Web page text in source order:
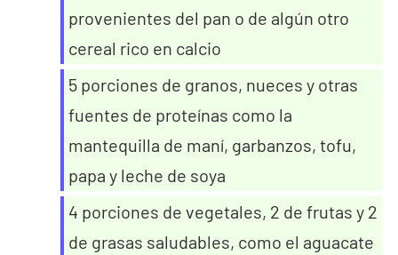
provenientes del pan o de algún otro
cereal rico en calcio
5 porciones de granos, nueces y otras
fuentes de proteínas como la
mantequilla de maní, garbanzos, tofu,
papa y leche de soya
4 porciones de vegetales, 2 de frutas y 2
de grasas saludables, como el aguacate